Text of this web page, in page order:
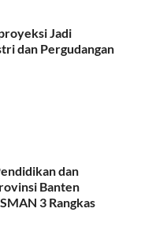
Jadi
dan Pergudangan
dan
Banten
3 Rangkas